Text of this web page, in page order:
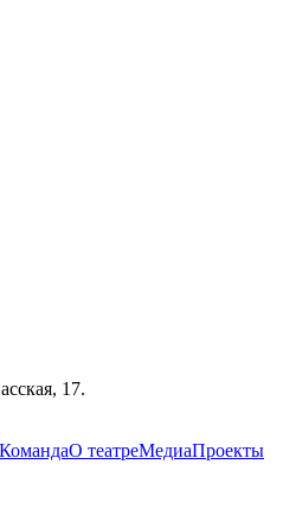
17.
КомандаО театреМедиаПроекты